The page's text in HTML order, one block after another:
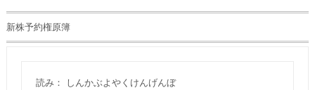
新株予約権原簿
読み： しんかぶよやくけんげんぼ